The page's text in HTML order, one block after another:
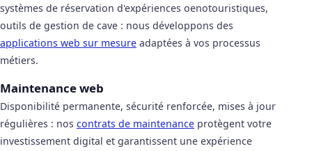
systèmes de réservation d'expériences oenotouristiques,
outils de gestion de cave : nous développons des
applications web sur mesure adaptées à vos processus
métiers.
Maintenance web
Disponibilité permanente, sécurité renforcée, mises à jour
régulières : nos contrats de maintenance protègent votre
investissement digital et garantissent une expérience